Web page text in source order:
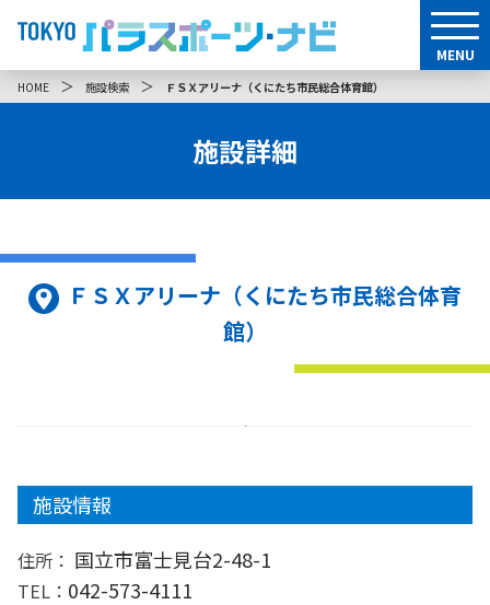
MENU
HOME ＞ 施設検索 ＞ ＦＳＸアリーナ（くにたち市民総合体育館）
施設詳細
ＦＳＸアリーナ（くにたち市民総合体育
館）
施設情報
住所： 国立市富士見台2-48-1
TEL： 042-573-4111